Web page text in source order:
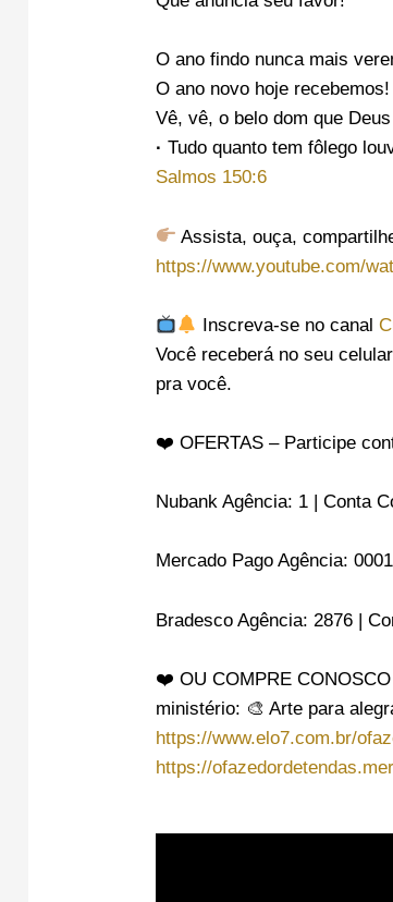
O ano findo nunca mais
O ano novo hoje recebemos!
Vê, vê, o belo dom que
· Tudo quanto tem fôlego
Salmos 150:6
Assista, ouça,
https://www.youtube.com/
Inscreva-se no canal
Você receberá no seu
pra você.
❤️ OFERTAS – Participe
Nubank Agência: 1 | Conta
Mercado Pago Agência:
Bradesco Agência: 2876 |
❤️ OU COMPRE
ministério: 🎨 Arte para
https://www.elo7.com.br/
https://